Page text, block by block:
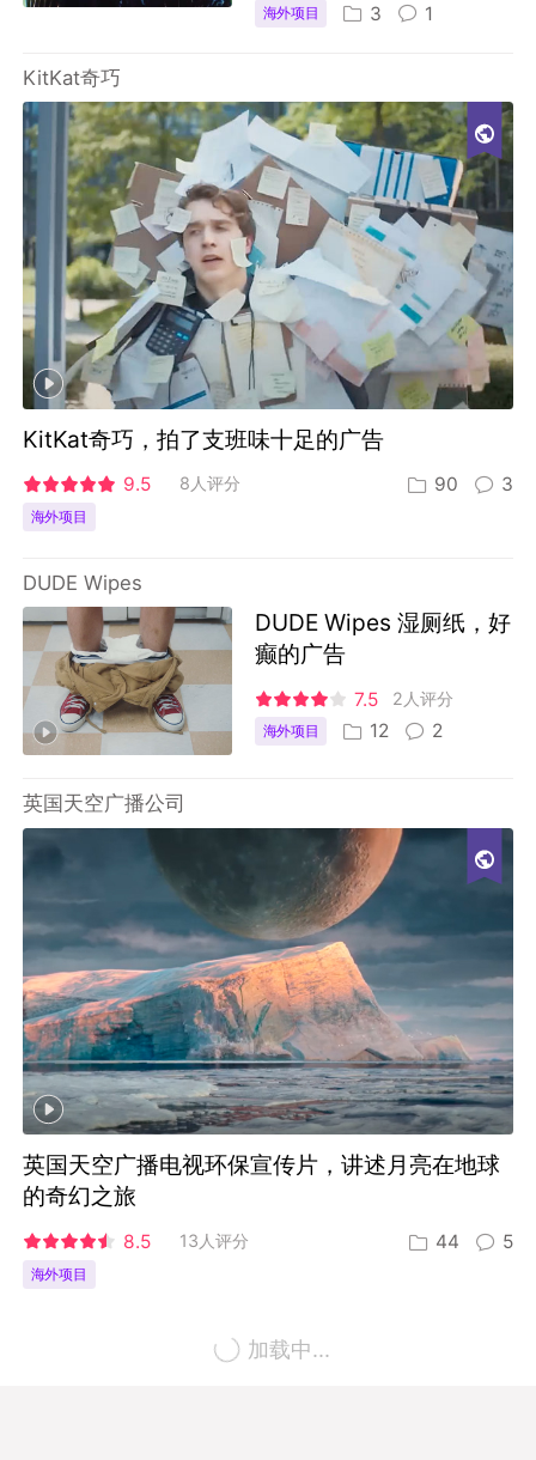
海外项目 3 1
KitKat奇巧
KitKat奇巧，拍了支班味十足的广告
9.5 8人评分 90 3
海外项目
DUDE Wipes
DUDE Wipes 湿厕纸，好
癫的广告
7.5 2人评分
海外项目 12 2
英国天空广播公司
英国天空广播电视环保宣传片，讲述月亮在地球
的奇幻之旅
8.5 13人评分 44 5
海外项目
加载中...